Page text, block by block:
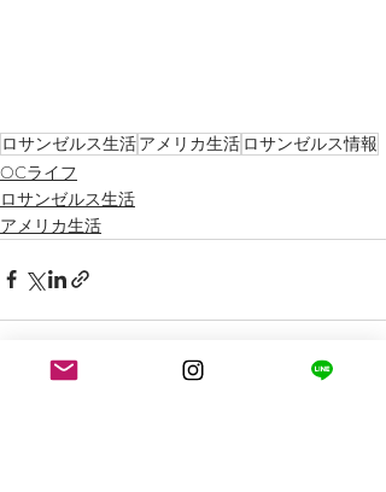
ロサンゼルス生活アメリカ生活 ロサンゼルス情報
OCライフ
ロサンゼルス生活
アメリカ生活